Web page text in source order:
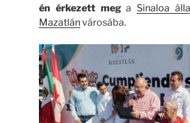
én érkezett mega Sinaloa
Mazatlánvárosába.